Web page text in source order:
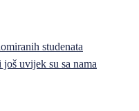
studenata
uvijek su sa nama